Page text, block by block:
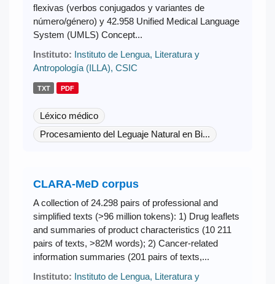
flexivas (verbos conjugados y variantes de
número/género) y 42.958 Unified Medical Language
System (UMLS) Concept...
Instituto: Instituto de Lengua, Literatura y
Antropología (ILLA), CSIC
TXT PDF
Léxico médico
Procesamiento del Leguaje Natural en Bi...
CLARA-MeD corpus
A collection of 24.298 pairs of professional and
simplified texts (>96 million tokens): 1) Drug leaflets
and summaries of product characteristics (10 211
pairs of texts, >82M words); 2) Cancer-related
information summaries (201 pairs of texts,...
Instituto: Instituto de Lengua, Literatura y